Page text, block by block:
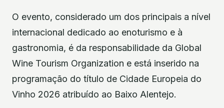
O evento, considerado um dos principais a nível
internacional dedicado ao enoturismo e à
gastronomia, é da responsabilidade da Global
Wine Tourism Organization e está inserido na
programação do título de Cidade Europeia do
Vinho 2026 atribuído ao Baixo Alentejo.